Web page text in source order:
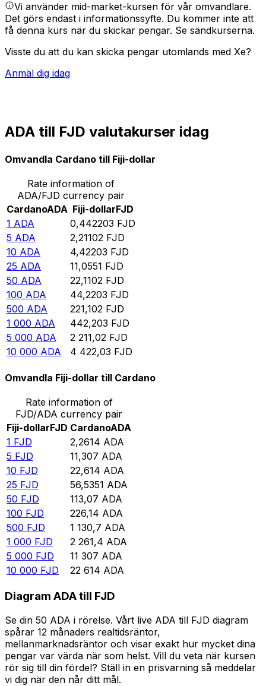
Vi använder mid-market-kursen för vår omvandlare.
Det görs endast i informationssyfte. Du kommer inte att
få denna kurs när du skickar pengar. Se sändkurserna.
Visste du att du kan skicka pengar utomlands med Xe?
Anmäl dig idag
ADA till FJD valutakurser idag
Omvandla Cardano till Fiji-dollar
Rate information of
ADA/FJD currency pair
CardanoADA Fiji-dollarFJD
1 ADA 0,442203 FJD
5 ADA 2,21102 FJD
10 ADA 4,42203 FJD
25 ADA 11,0551 FJD
50 ADA 22,1102 FJD
100 ADA 44,2203 FJD
500 ADA 221,102 FJD
1 000 ADA 442,203 FJD
5 000 ADA 2 211,02 FJD
10 000 ADA 4 422,03 FJD
Omvandla Fiji-dollar till Cardano
Rate information of
FJD/ADA currency pair
Fiji-dollarFJD CardanoADA
1 FJD 2,2614 ADA
5 FJD 11,307 ADA
10 FJD 22,614 ADA
25 FJD 56,5351 ADA
50 FJD 113,07 ADA
100 FJD 226,14 ADA
500 FJD 1 130,7 ADA
1 000 FJD 2 261,4 ADA
5 000 FJD 11 307 ADA
10 000 FJD 22 614 ADA
Diagram ADA till FJD
Se din 50 ADA i rörelse. Vårt live ADA till FJD diagram
spårar 12 månaders realtidsräntor,
mellanmarknadsräntor och visar exakt hur mycket dina
pengar var värda när som helst. Vill du veta när kursen
rör sig till din fördel? Ställ in en prisvarning så meddelar
vi dig när den når ditt mål.